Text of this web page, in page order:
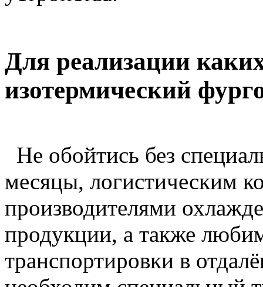
Для реализации
изотермический
Не обойтись без
месяцы, логистическим
производителями
продукции, а также
транспортировки в